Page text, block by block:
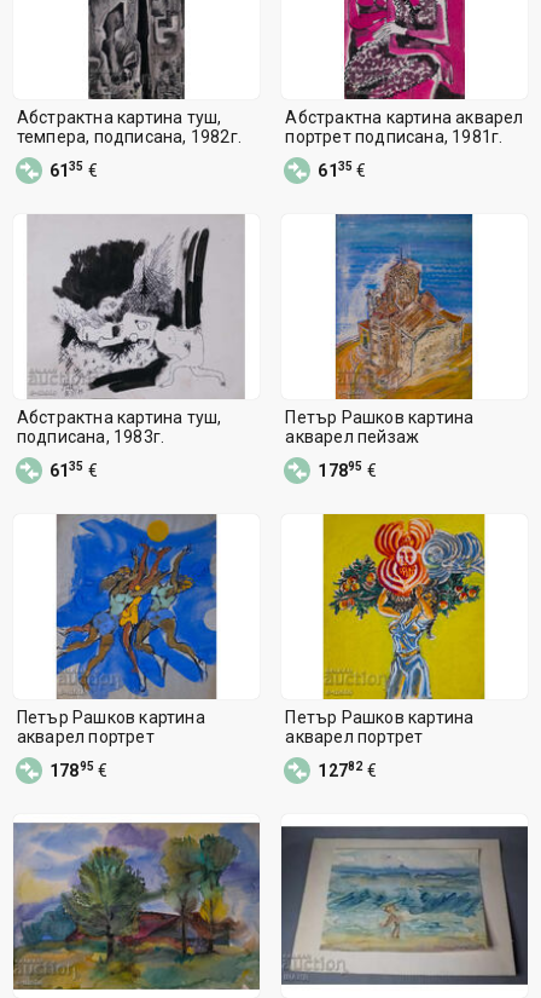
Абстрактна картина туш,
темпера, подписана, 1982г.
6135 €
Абстрактна картина акварел
портрет подписана, 1981г.
6135 €
Абстрактна картина туш,
подписана, 1983г.
6135 €
Петър Рашков картина
акварел пейзаж
17895 €
Петър Рашков картина
акварел портрет
17895 €
Петър Рашков картина
акварел портрет
12782€